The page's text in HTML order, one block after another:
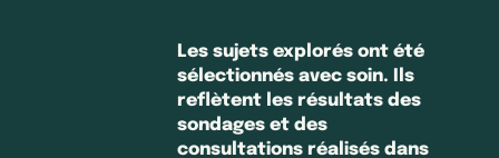
Les sujets explorés ont été
sélectionnés avec soin. Ils
reflètent les résultats des
sondages et des
consultations réalisés dans